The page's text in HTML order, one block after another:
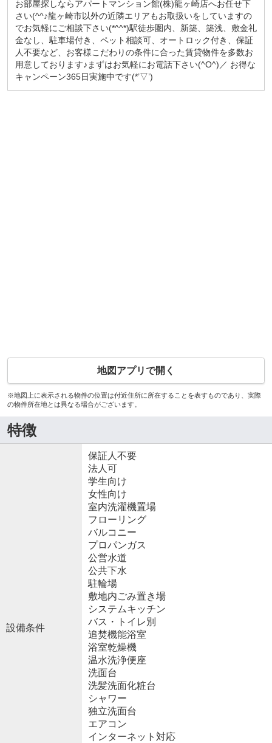
お部屋探しならアパートマンション館(株)龍ヶ崎店へお任せ下
さい(^^♪龍ヶ崎市以外の近隣エリアもお取扱いをしていますの
でお気軽にご相談下さい(*^^*)駅徒歩圏内、新築、築浅、敷金礼
金なし、駐車場付き、ペット相談可、オートロック付き、保証
人不要など、お客様こだわりの条件に合った賃貸物件を多数お
用意しております♪まずはお気軽にお電話下さい(^O^)／ お得な
キャンペーン365日実施中です(*’▽’)
地図アプリで開く
※地図上に表示される物件の位置は付近住所に所在することを表すものであり、実際
の物件所在地とは異なる場合がございます。
特徴
設備条件
保証人不要
法人可
学生向け
女性向け
室内洗濯機置場
フローリング
バルコニー
プロパンガス
公営水道
公共下水
駐輪場
敷地内ごみ置き場
システムキッチン
バス・トイレ別
追焚機能浴室
浴室乾燥機
温水洗浄便座
洗面台
洗髪洗面化粧台
シャワー
独立洗面台
エアコン
インターネット対応